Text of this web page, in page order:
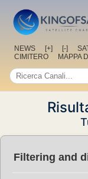
NEWS [+] [-]
CIMITERO
MAPPA
Filtering and